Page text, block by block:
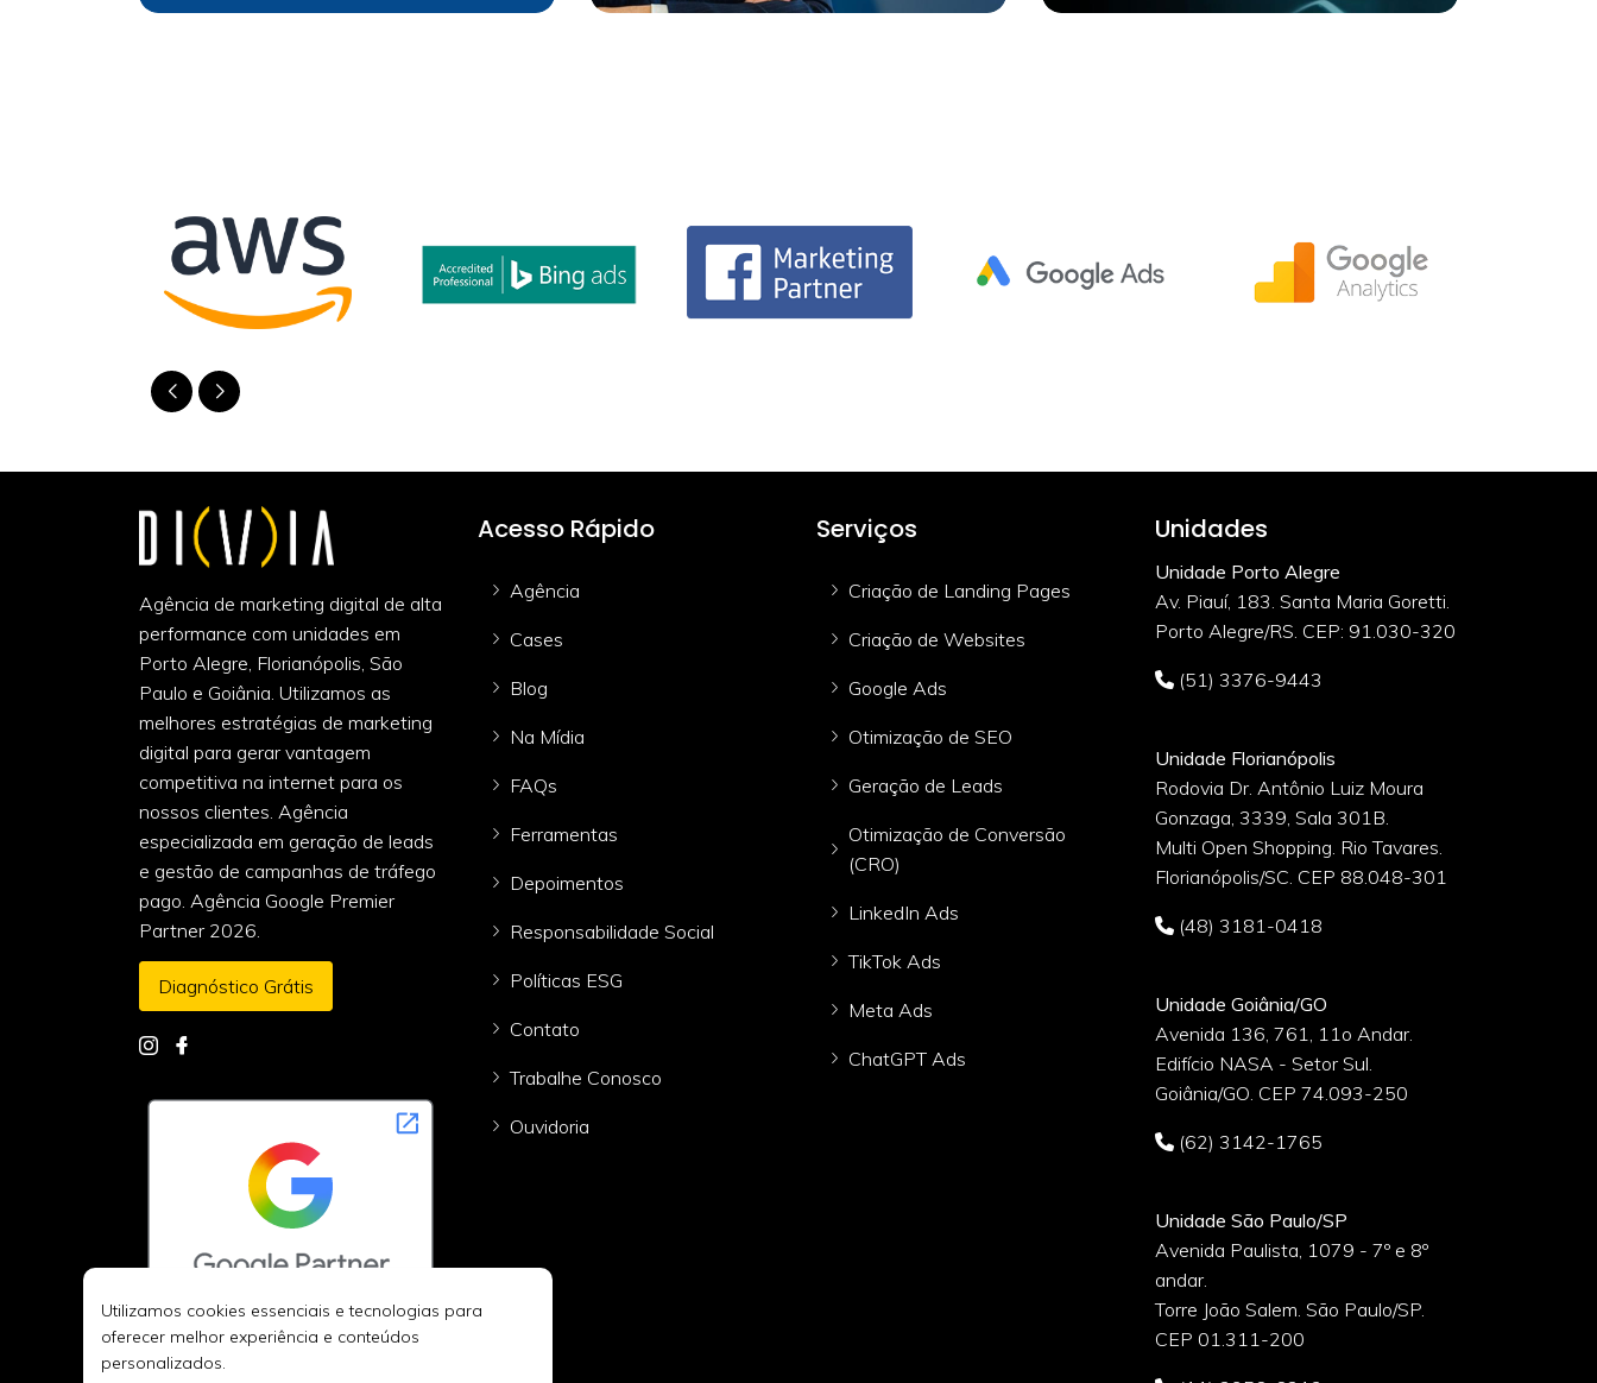
Agência de marketing digital de alta
performance com unidades em
Porto Alegre, Florianópolis, São
Paulo e Goiânia. Utilizamos as
melhores estratégias de marketing
digital para gerar vantagem
competitiva na internet para os
nossos clientes. Agência
especializada em geração de leads
e gestão de campanhas de tráfego
pago. Agência Google Premier
Partner 2026.
Diagnóstico Grátis
Acesso Rápido
Agência
Cases
Blog
Na Mídia
FAQs
Ferramentas
Depoimentos
Responsabilidade Social
Políticas ESG
Contato
Trabalhe Conosco
Ouvidoria
Serviços
Criação de Landing Pages
Criação de Websites
Google Ads
Otimização de SEO
Geração de Leads
Otimização de Conversão
(CRO)
LinkedIn Ads
TikTok Ads
Meta Ads
ChatGPT Ads
Unidades
Unidade Porto Alegre
Av. Piauí, 183. Santa Maria Goretti.
Porto Alegre/RS. CEP: 91.030-320
(51) 3376-9443
Unidade Florianópolis
Rodovia Dr. Antônio Luiz Moura
Gonzaga, 3339, Sala 301B.
Multi Open Shopping. Rio Tavares.
Florianópolis/SC. CEP 88.048-301
(48) 3181-0418
Unidade Goiânia/GO
Avenida 136, 761, 11o Andar.
Edifício NASA - Setor Sul.
Goiânia/GO. CEP 74.093-250
(62) 3142-1765
Unidade São Paulo/SP
Avenida Paulista, 1079 - 7º e 8º
andar.
Torre João Salem. São Paulo/SP.
CEP 01.311-200
Utilizamos cookies essenciais e tecnologias para
oferecer melhor experiência e conteúdos
personalizados.